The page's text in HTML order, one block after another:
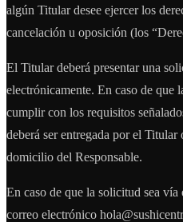
algún Titular desee ejercer los
cancelación u oposición (los
El Titular deberá presentar una
electrónicamente. En caso de que
cumplir con los requisitos
deberá ser entregada por el Titular
domicilio del Responsable.
En caso de que la solicitud sea
correo electrónico